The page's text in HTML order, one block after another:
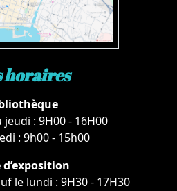
horaires
: 9H00 - 16H00
: 9h00 - 15h00
d’exposition
le lundi : 9H30 - 17H30